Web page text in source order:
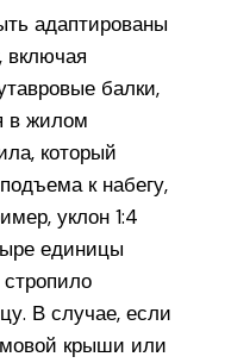
адаптированы
включая
балки,
в жилом
который
к набегу,
уклон 1:4
единицы
стропило
В случае, если
крыши или